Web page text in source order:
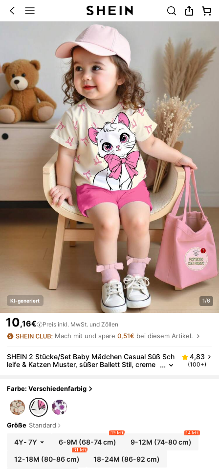
KI-generiert 1/6
10,16€ Preis inkl. MwSt. und Zöllen
Mach mit und spare0,51€ bei diesem Artikel.
SHEIN 2 Stücke/Set Baby Mädchen Casual Süß Sch
leife & Katzen Muster, süßer Ballett Stil, creme
4,83
(100+)
Farbe: Verschiedenfarbig
Größe Standard
4Y- 7Y 6-9M (68-74 cm)
19 left
9-12M (74-80 cm)
14 left
12-18M (80-86 cm)
31 left
18-24M (86-92 cm)